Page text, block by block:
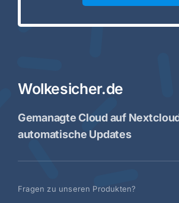
Wolkesicher.de
Gemanagte Cloud auf
automatische Updates
Fragen zu unseren Produkten?